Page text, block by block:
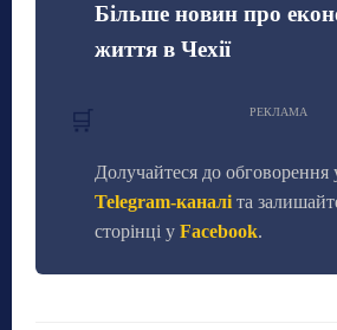
🛒
Більше новин про
життя в Чехії
РЕКЛАМА
Долучайтеся до
Telegram-каналі та
сторінці у Facebook.